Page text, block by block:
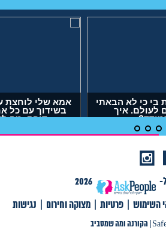
אמא שלי פוגעת בי כי לא
עדיין ילדים לעולם. איך
להתמודד?
2026
פרטיות|תגיות|מצוקה וחירום|Ask דורקס השימוש פרטיות מצוקה וחירום נגישות
הקורנה ומה שמסביב